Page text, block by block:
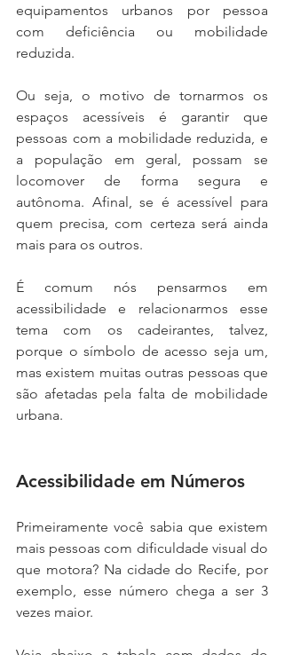
equipamentos urbanos por pessoa
com deficiência ou mobilidade
reduzida.
Ou seja, o motivo de tornarmos os
espaços acessíveis é garantir que
pessoas com a mobilidade reduzida, e
a população em geral, possam se
locomover de forma segura e
autônoma. Afinal, se é acessível para
quem precisa, com certeza será ainda
mais para os outros.
É comum nós pensarmos em
acessibilidade e relacionarmos esse
tema com os cadeirantes, talvez,
porque o símbolo de acesso seja um,
mas existem muitas outras pessoas que
são afetadas pela falta de mobilidade
urbana.
Acessibilidade em Números
Primeiramente você sabia que existem
mais pessoas com dificuldade visual do
que motora? Na cidade do Recife, por
exemplo, esse número chega a ser 3
vezes maior.